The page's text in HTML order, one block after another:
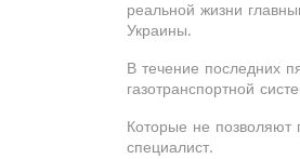
реальной жизни
Украины.
В течение последних
газотранспортной
Которые не позволяют
специалист.